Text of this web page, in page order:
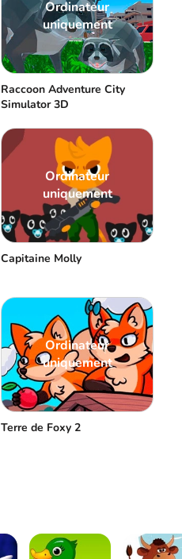
Ordinateur
uniquement
Raccoon Adventure City
Simulator 3D
Ordinateur
uniquement
Capitaine Molly
Ordinateur
uniquement
Terre de Foxy 2